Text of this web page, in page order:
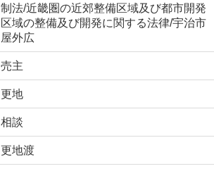
制法/近畿圏の近郊整備区域及び都市開発
区域の整備及び開発に関する法律/宇治市
屋外広
売主
更地
相談
更地渡